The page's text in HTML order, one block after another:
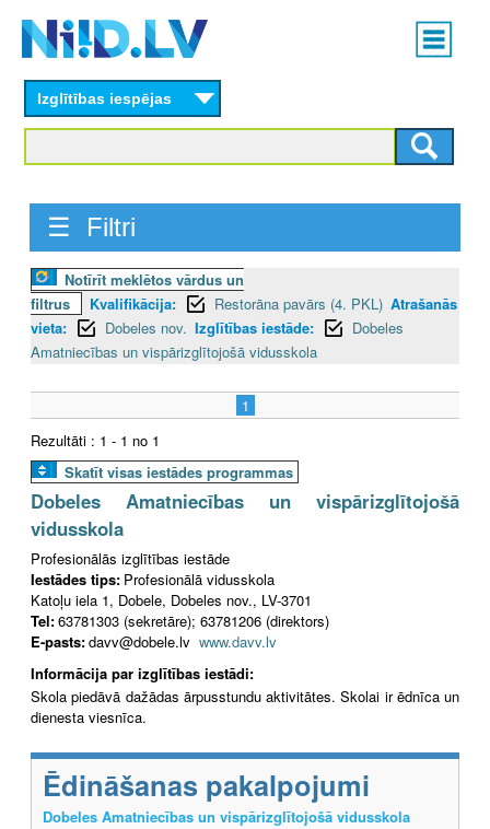
content
Main
menu
Izglītības iespējas
☰ Filtri
Notīrīt meklētos vārdus un
filtrus
Kvalifikācija: Restorāna pavārs (4. PKL) Atrašanās
vieta:
Dobeles nov. Izglītības iestāde:
Dobeles
Amatniecības un vispārizglītojošā vidusskola
1
Rezultāti : 1 - 1 no 1
Skatīt visas iestādes programmas
Dobeles Amatniecības un vispārizglītojošā
vidusskola
Profesionālās izglītības iestāde
Iestādes tips: Profesionālā vidusskola
Katoļu iela 1, Dobele, Dobeles nov., LV-3701
Tel:63781303 (sekretāre); 63781206 (direktors)
E-pasts:davv@dobele.lv www.davv.lv
Informācija par izglītības iestādi:
Skola piedāvā dažādas ārpusstundu aktivitātes. Skolai ir ēdnīca un
dienesta viesnīca.
Ēdināšanas pakalpojumi
Dobeles Amatniecības un vispārizglītojošā vidusskola